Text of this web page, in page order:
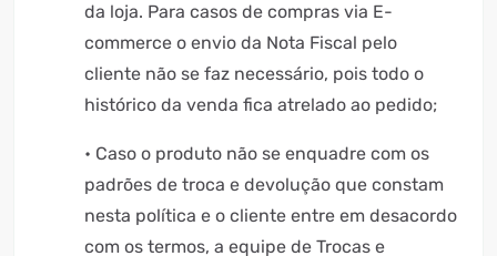
da loja. Para casos de compras via E-
commerce o envio da Nota Fiscal pelo
cliente não se faz necessário, pois todo o
histórico da venda fica atrelado ao pedido;
• Caso o produto não se enquadre com os
padrões de troca e devolução que constam
nesta política e o cliente entre em desacordo
com os termos, a equipe de Trocas e